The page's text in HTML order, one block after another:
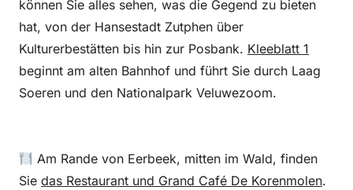
können Sie alles sehen, was die Gegend zu bieten
hat, von der Hansestadt Zutphen über
Kulturerbestätten bis hin zur Posbank. Kleeblatt 1
beginnt am alten Bahnhof und führt Sie durch Laag
Soeren und den Nationalpark Veluwezoom.
Am Rande von Eerbeek, mitten im Wald, finden
Sie das Restaurant und Grand Café De Korenmolen.